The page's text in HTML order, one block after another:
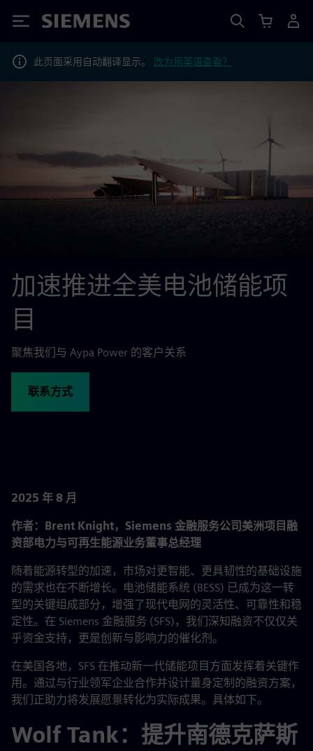
Siemens
此页面采用自动翻译显示。 改为用英语查看？
加速推进全美电池储能项
目
聚焦我们与 Aypa Power 的客户关系
联系方式
2025 年 8 月
作者：Brent Knight，Siemens 金融服务公司美洲项目融
资部电力与可再生能源业务董事总经理
随着能源转型的加速，市场对更智能、更具韧性的基础设施
的需求也在不断增长。电池储能系统 (BESS) 已成为这一转
型的关键组成部分，增强了现代电网的灵活性、可靠性和稳
定性。在 Siemens 金融服务 (SFS)，我们深知融资不仅仅关
乎资金支持，更是创新与影响力的催化剂。
在美国各地，SFS 在推动新一代储能项目方面发挥着关键作
用。通过与行业领军企业合作并设计量身定制的融资方案，
我们正助力将发展愿景转化为实际成果。具体如下。
Wolf Tank：提升南德克萨斯